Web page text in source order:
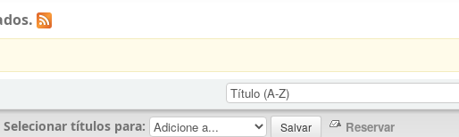
Selecionar títulos para: